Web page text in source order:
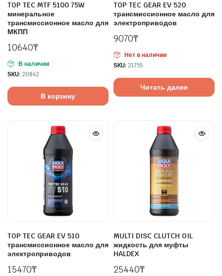
TOP TEC MTF 5100 75W
минеральное
трансмиссионное масло для
МКПП
10640₸
В наличии
SKU: 20842
В корзину
TOP TEC GEAR EV 520
трансмиссионное масло для
электроприводов
9070₸
Нет в наличии
SKU: 21755
Читать далее
TOP TEC GEAR EV 510
трансмиссионное масло для
электроприводов
15470₸
MULTI DISC CLUTCH OIL
жидкость для муфты
HALDEX
25440₸